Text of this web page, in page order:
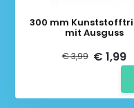
300 mm
mit Ausguss
€ 3,99 € 1,99